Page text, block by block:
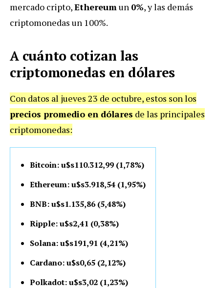
mercado cripto,Ethereumun 0%, y las demás
criptomonedas un 100%.
A cuánto cotizan las
criptomonedas en dólares
Con datos al jueves 23 de octubre, estos son los
precios promedio en dólares de las principales
criptomonedas:
Bitcoin: u$s110.312,99 (1,78%)
Ethereum: u$s3.918,54 (1,95%)
BNB: u$s1.135,86 (5,48%)
Ripple: u$s2,41 (0,38%)
Solana: u$s191,91 (4,21%)
Cardano: u$s0,65 (2,12%)
Polkadot: u$s3,02 (1,23%)